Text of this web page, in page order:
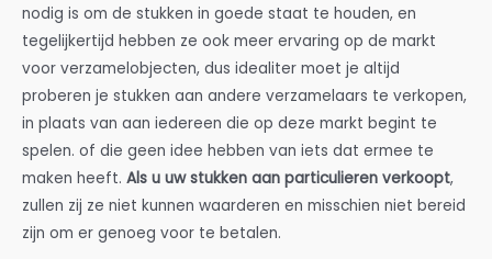
nodig is om de stukken in goede staat te houden, en
tegelijkertijd hebben ze ook meer ervaring op de markt
voor verzamelobjecten, dus idealiter moet je altijd
proberen je stukken aan andere verzamelaars te verkopen,
in plaats van aan iedereen die op deze markt begint te
spelen. of die geen idee hebben van iets dat ermee te
maken heeft. Als u uw stukken aan particulieren verkoopt,
zullen zij ze niet kunnen waarderen en misschien niet bereid
zijn om er genoeg voor te betalen.